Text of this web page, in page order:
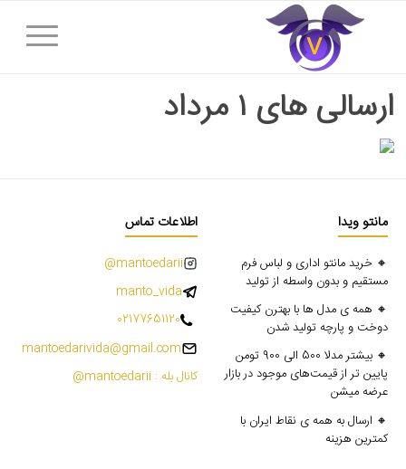
ارسالی های ۱ مرداد
مانتو ویدا
🔸 خرید مانتو اداری و لباس فرم
مستقیم و بدون واسطه از تولید
🔸 همه ی مدل ها با بهترن کیفیت
دوخت و پارچه تولید شدن
🔸 بیشتر مدلا 500 الی 900 تومن
پایین تر از قیمت‌های موجود در بازار
عرضه میشن
🔸 ارسال به همه ی نقاط ایران با
کمترین هزینه
اطلاعات تماس
mantoedarii@
manto_vida
02177651120
mantoedarivida@gmail.com
کانال بله : mantoedarii@